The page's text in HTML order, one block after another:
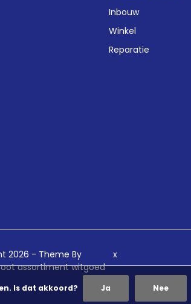
Inbouw
Winkel
Reparatie
2026 - Theme By x
assortiment witgoed
Is dat akkoord? Ja Nee